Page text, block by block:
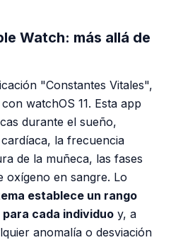
Watch: más allá de
"Constantes Vitales",
watchOS 11. Esta app
durante el sueño,
la frecuencia
de la muñeca, las fases
oxígeno en sangre. Lo
establece un rango
cada individuo y, a
anomalía o desviación